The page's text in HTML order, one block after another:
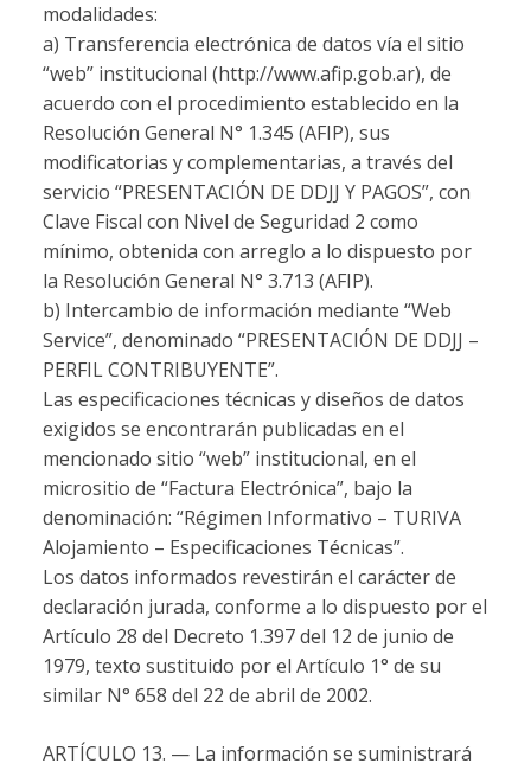
modalidades:
a) Transferencia electrónica de datos vía el sitio
“web” institucional (http://www.afip.gob.ar), de
acuerdo con el procedimiento establecido en la
Resolución General N° 1.345 (AFIP), sus
modificatorias y complementarias, a través del
servicio “PRESENTACIÓN DE DDJJ Y PAGOS”, con
Clave Fiscal con Nivel de Seguridad 2 como
mínimo, obtenida con arreglo a lo dispuesto por
la Resolución General N° 3.713 (AFIP).
b) Intercambio de información mediante “Web
Service”, denominado “PRESENTACIÓN DE DDJJ –
PERFIL CONTRIBUYENTE”.
Las especificaciones técnicas y diseños de datos
exigidos se encontrarán publicadas en el
mencionado sitio “web” institucional, en el
micrositio de “Factura Electrónica”, bajo la
denominación: “Régimen Informativo – TURIVA
Alojamiento – Especificaciones Técnicas”.
Los datos informados revestirán el carácter de
declaración jurada, conforme a lo dispuesto por el
Artículo 28 del Decreto 1.397 del 12 de junio de
1979, texto sustituido por el Artículo 1° de su
similar N° 658 del 22 de abril de 2002.
ARTÍCULO 13. — La información se suministrará